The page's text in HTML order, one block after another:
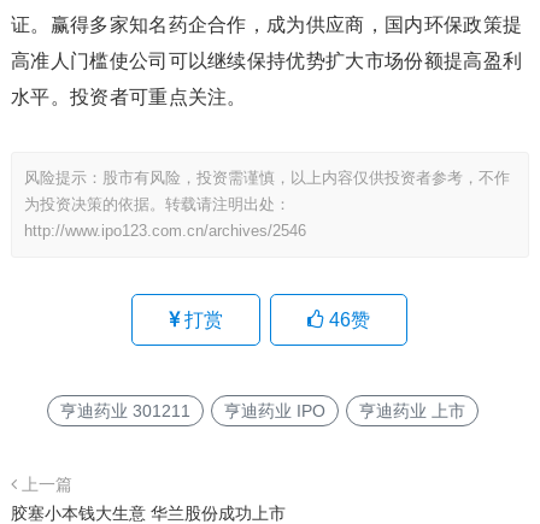
证。赢得多家知名药企合作，成为供应商，国内环保政策提
高准人门槛使公司可以继续保持优势扩大市场份额提高盈利
水平。投资者可重点关注。
风险提示：股市有风险，投资需谨慎，以上内容仅供投资者参考，不作
为投资决策的依据。转载请注明出处：
http://www.ipo123.com.cn/archives/2546
打赏 46赞
亨迪药业 301211 亨迪药业 IPO 亨迪药业 上市
上一篇
胶塞小本钱大生意 华兰股份成功上市